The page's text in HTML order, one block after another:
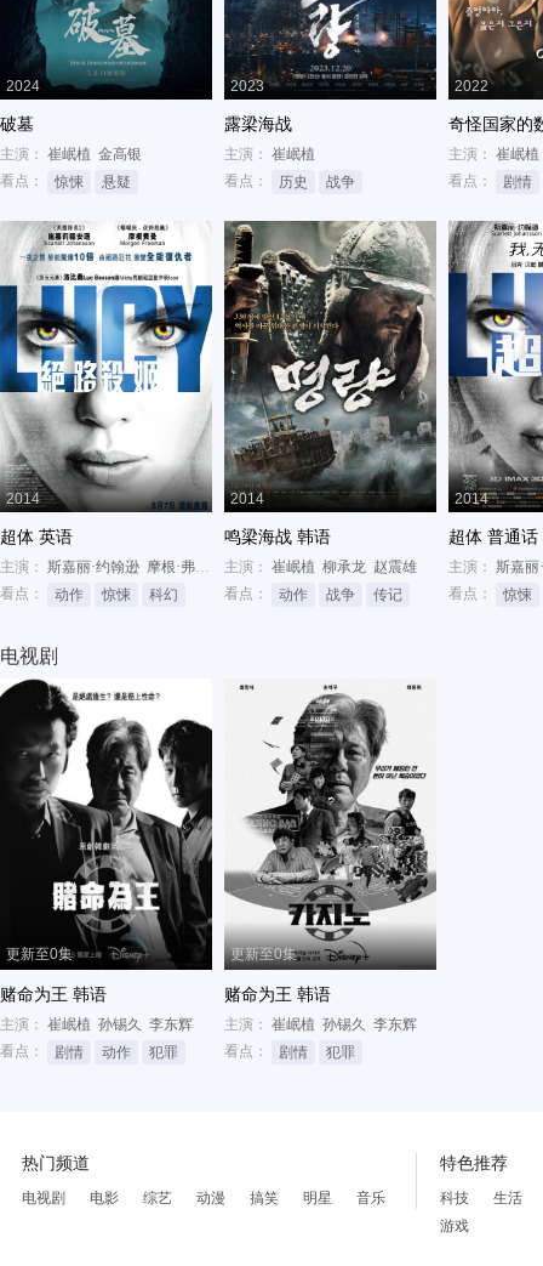
2024
破墓
主演： 崔岷植 金高银
看点：
惊悚 悬疑
2023
露梁海战
主演： 崔岷植
看点：
历史 战争
2022
奇怪国家的
主演： 崔岷植
看点：
剧情
2014
超体 英语
主演： 斯嘉丽·约翰逊 摩根·弗里曼
安娜丽·提普顿
看点：
动作 惊悚 科幻
2014
鸣梁海战 韩语
主演： 崔岷植 柳承龙 赵震雄
看点：
动作 战争 传记
2014
超体 普通话
主演： 斯嘉丽
看点：
惊悚
电视剧
更新至0集
赌命为王 韩语
主演： 崔岷植 孙锡久 李东辉
看点：
剧情 动作 犯罪
更新至0集
赌命为王 韩语
主演： 崔岷植 孙锡久 李东辉
看点：
剧情 犯罪
热门频道
电视剧 电影 综艺 动漫 搞笑 明星 音乐
特色推荐
科技
生活
游戏